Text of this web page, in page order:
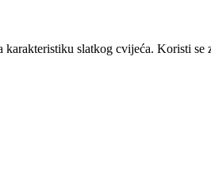
slatkog cvijeća. Koristi